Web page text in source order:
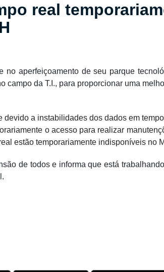
real
no aperfeiçoamento de seu parque
campo da T.I., para proporcionar uma
devido a instabilidades dos dados em
o acesso para realizar
estão temporariamente indisponíveis no
de todos e informa que está